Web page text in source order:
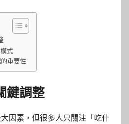
式
重要性
鍵調整
因素，但很多人只關注「吃什